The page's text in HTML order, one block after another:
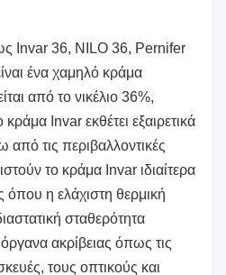
Invar 36, NILO 36, Pernifer
ένα χαμηλό κράμα
από το νικέλιο 36%,
Invar εκθέτει εξαιρετικά
τις περιβαλλοντικές
το κράμα Invar ιδιαίτερα
όπου η ελάχιστη θερμική
σταθερότητα
ακρίβειας όπως τις
τους οπτικούς και